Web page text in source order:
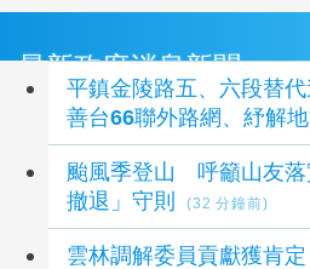
最新政府消息新聞
平鎮金陵路五、六段替
善台66聯外路網、紓解
颱風季登山 呼籲山友落
撤退」守則
(32 分鐘前)
雲林調解委員貢獻獲肯